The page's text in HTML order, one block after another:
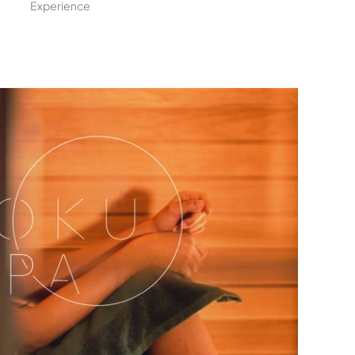
Experience